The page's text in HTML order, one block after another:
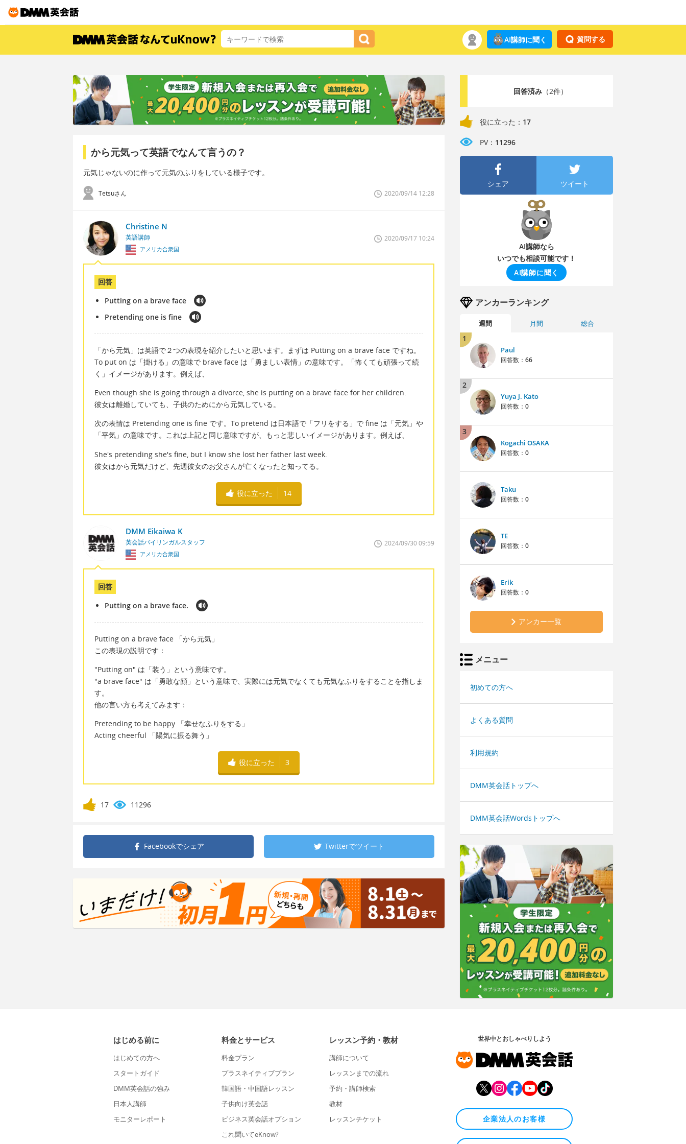
質問する
AI講師に聞く
から元気って英語でなんて言うの？
元気じゃないのに作って元気のふりをしている様子です。
Tetsuさん 2020/09/14 12:28
Christine N
英語講師
アメリカ合衆国
2020/09/17 10:24
回答
Putting on a brave face
Pretending one is fine
「から元気」は英語で２つの表現を紹介したいと思います。まずは Putting on a brave face ですね。
To put on は「掛ける」の意味で brave face は「勇ましい表情」の意味です。「怖くても頑張って続
く」イメージがあります。例えば、
Even though she is going through a divorce, she is putting on a brave face for her children.
彼女は離婚していても、子供のためにから元気している。
次の表情は Pretending one is fine です。To pretend は日本語で「フリをする」で fine は「元気」や
「平気」の意味です。これは上記と同じ意味ですが、もっと悲しいイメージがあります。例えば、
She's pretending she's fine, but I know she lost her father last week.
彼女はから元気だけど、先週彼女のお父さんが亡くなったと知ってる。
役に立った 14
DMM Eikaiwa K
英会話バイリンガルスタッフ
アメリカ合衆国
2024/09/30 09:59
回答
Putting on a brave face.
Putting on a brave face 「から元気」
この表現の説明です：
"Putting on" は「装う」という意味です。
"a brave face" は「勇敢な顔」という意味で、実際には元気でなくても元気なふりをすることを指しま
す。
他の言い方も考えてみます：
Pretending to be happy 「幸せなふりをする」
Acting cheerful 「陽気に振る舞う」
役に立った 3
17 11296
Facebookでシェア Twitterでツイート
回答済み（2件）
役に立った： 17
PV： 11296
シェア ツイート
AI講師なら
いつでも相談可能です！
AI講師に聞く
アンカーランキング
週間 月間 総合
1
Paul
回答数： 66
2
Yuya J. Kato
回答数： 0
3
Kogachi OSAKA
回答数： 0
Taku
回答数： 0
TE
回答数： 0
Erik
回答数： 0
アンカー一覧
メニュー
初めての方へ
よくある質問
利用規約
DMM英会話トップへ
DMM英会話Wordsトップへ
はじめる前に
はじめての方へ
スタートガイド
DMM英会話の強み
日本人講師
モニターレポート
料金とサービス
料金プラン
プラスネイティブプラン
韓国語・中国語レッスン
子供向け英会話
ビジネス英会話オプション
これ聞いてeKnow?
レッスン予約・教材
講師について
レッスンまでの流れ
予約・講師検索
教材
レッスンチケット
世界中とおしゃべりしよう
企業法人のお客様